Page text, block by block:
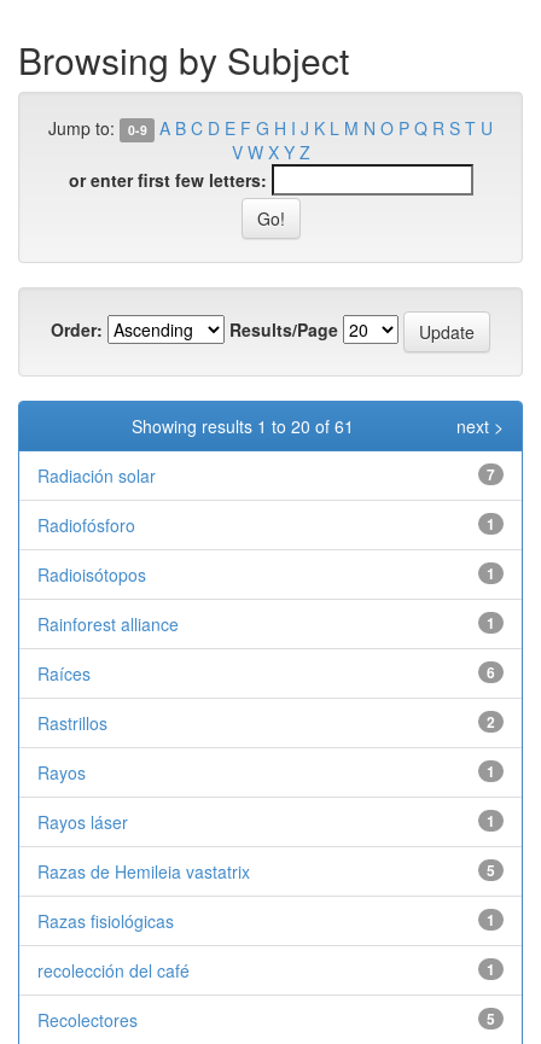
Browsing by Subject
Jump to: 0-9 A B C D E F G H I J K L M N O P Q R S T U
V W X Y Z
or enter first few letters:
Order: Results/Page
Showing results 1 to 20 of 61 next >
Radiación solar 7
Radiofósforo 1
Radioisótopos 1
Rainforest alliance 1
Raíces 6
Rastrillos 2
Rayos 1
Rayos láser 1
Razas de Hemileia vastatrix 5
Razas fisiológicas 1
recolección del café 1
Recolectores 5